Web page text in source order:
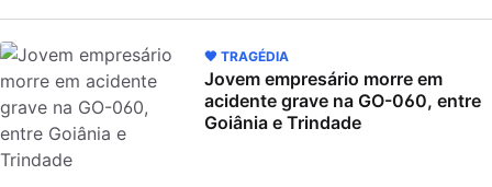
🖤 TRAGÉDIA
Jovem empresário morre em
acidente grave na GO-060, entre
Goiânia e Trindade